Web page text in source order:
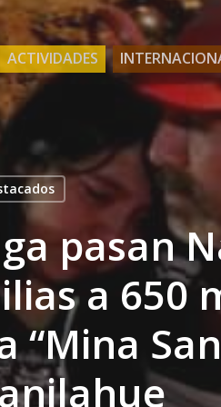
ACTIVIDADES
pasan
a 650